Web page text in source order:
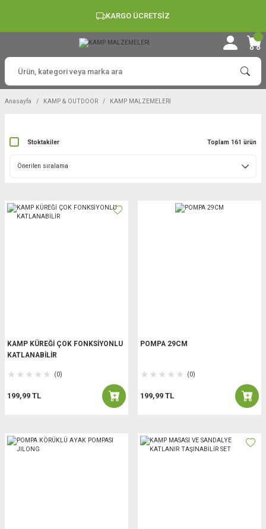
KARGO ÜCRETSİZ
Anasayfa KAMP & OUTDOOR KAMP MALZEMELERİ
Stoktakiler Toplam 161 ürün
KAMP KÜREĞİ ÇOK FONKSİYONLU
KATLANABİLİR
(0)
199,99 TL
POMPA 29CM
(0)
199,99 TL